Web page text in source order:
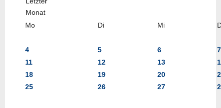
Mo Di Mi
4 5 6
7
11
12 13
18
19 20
25
26 27